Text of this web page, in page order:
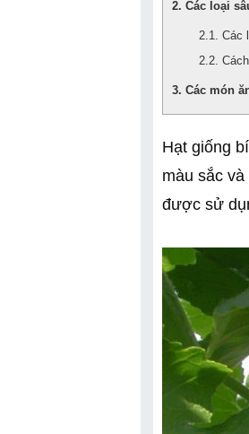
Các loại
Các
Các món
Hạt giống
màu sắc
được sử